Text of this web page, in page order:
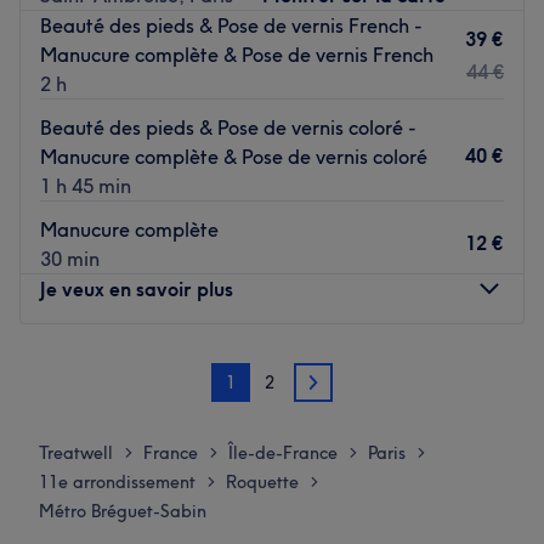
Tout près de la station de métro Saint-Ambroise.
Nos coups de cœur :
L’atmosphère :
Les spécialités de l’établissement : Les beautés des
ongles, les séances d'épilation, les soins du visage.
Les marques et produits utilisés :
Beauté des pieds & Pose de vernis French -
Manucure complète & Pose de vernis French
2 h
39 €
44 €
Beauté des pieds & Pose de vernis coloré -
Manucure complète & Pose de vernis coloré
1 h 45 min
40 €
Manucure complète
30 min
12 €
Je veux en savoir plus
Jeudi
10:00 –
Vendredi
Samedi
1 2 2
Treatwell > France > Île-de-France > Paris >
11e arrondissement > Roquette >
Métro Bréguet-Sabin